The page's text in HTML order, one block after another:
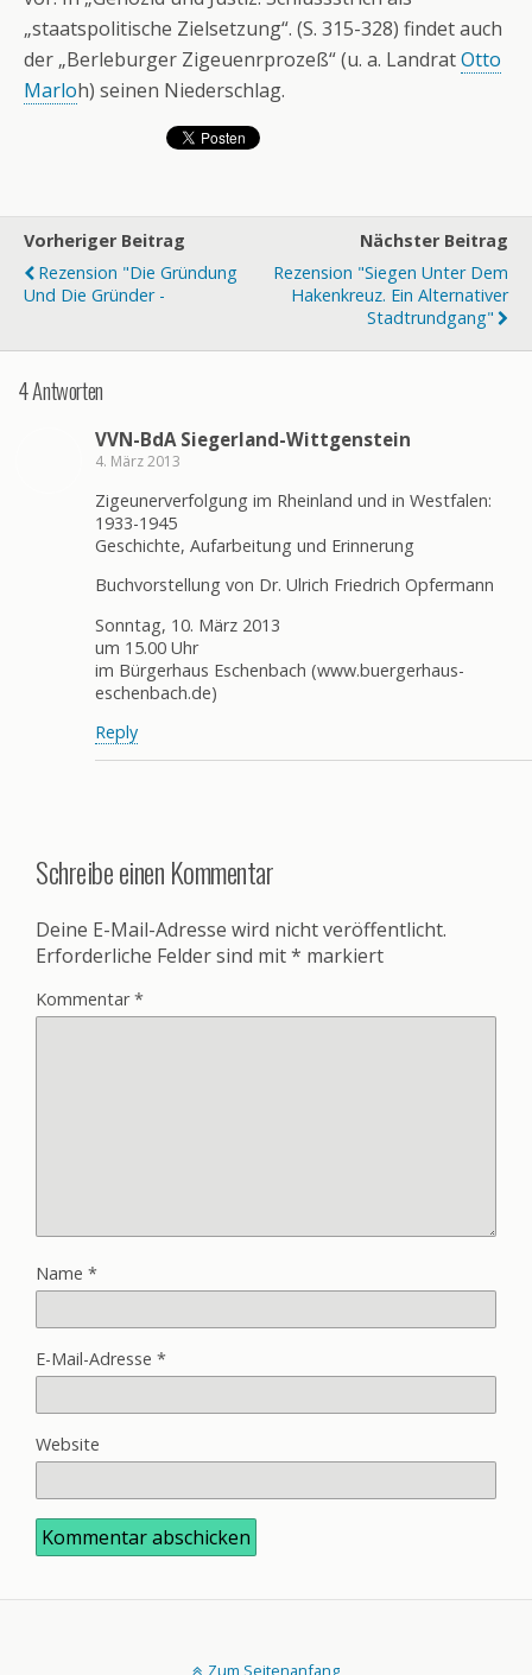
„staatspolitische Zielsetzung“. (S. 315-328) findet auch
der „Berleburger Zigeuenrprozeß“ (u. a. LandratOtto
Marloh) seinen Niederschlag.
Vorheriger Beitrag
Rezension "Die Gründung
Und Die Gründer -
Nächster Beitrag
Rezension "Siegen Unter Dem
Hakenkreuz. Ein Alternativer
Stadtrundgang"
4 Antworten
VVN-BdA Siegerland-Wittgenstein
4. März 2013
Zigeunerverfolgung im Rheinland und in Westfalen:
1933-1945
Geschichte, Aufarbeitung und Erinnerung
Buchvorstellung von Dr. Ulrich Friedrich Opfermann
Sonntag, 10. März 2013
um 15.00 Uhr
im Bürgerhaus Eschenbach (www.buergerhaus-
eschenbach.de)
Reply
Schreibe einen Kommentar
Deine E-Mail-Adresse wird nicht veröffentlicht.
Erforderliche Felder sind mit* markiert
Kommentar*
Name *
E-Mail-Adresse *
Website
Zum Seitenanfang